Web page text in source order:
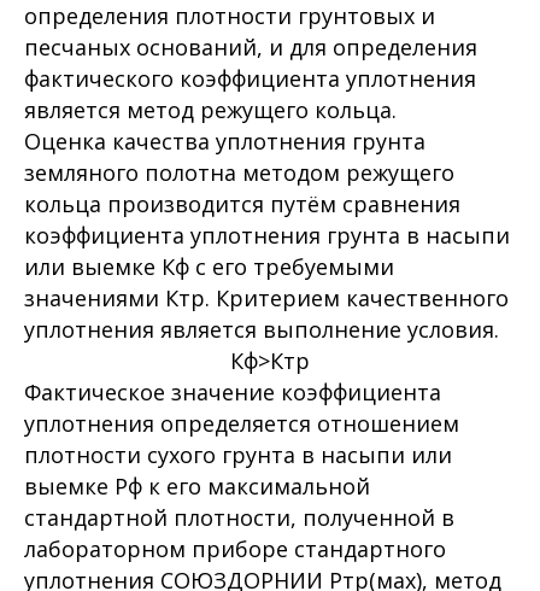
определения плотности грунтовых и
песчаных оснований, и для определения
фактического коэффициента уплотнения
является метод режущего кольца.
Оценка качества уплотнения грунта
земляного полотна методом режущего
кольца производится путём сравнения
коэффициента уплотнения грунта в насыпи
или выемке Кф с его требуемыми
значениями Ктр. Критерием качественного
уплотнения является выполнение условия.
Кф>Ктр
Фактическое значение коэффициента
уплотнения определяется отношением
плотности сухого грунта в насыпи или
выемке Pф к его максимальной
стандартной плотности, полученной в
лабораторном приборе стандартного
уплотнения СОЮЗДОРНИИ Pтр(мах), метод